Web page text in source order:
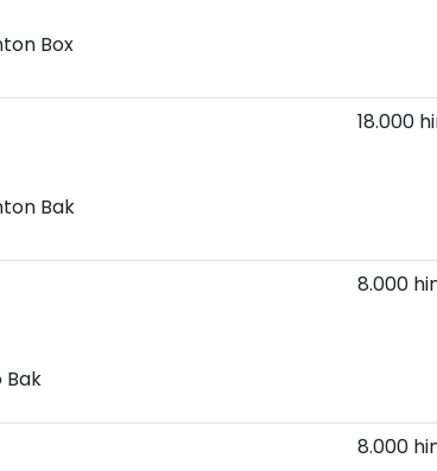
Box
Bak
18.000
Bak
8.000
8.000